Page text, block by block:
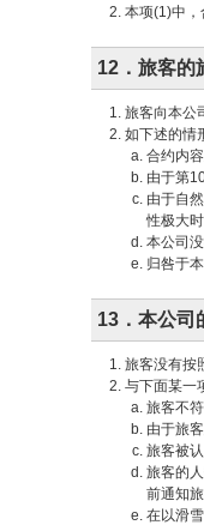
本项(1)中，
12．旅客的
旅客向本公
如下述的情
合约内
由于第
由于自
性极大时
本公司
归咎于
13．本公司
旅客没有按
与下面某一
旅客不
由于旅
旅客被
旅客的
前通知
在以滑